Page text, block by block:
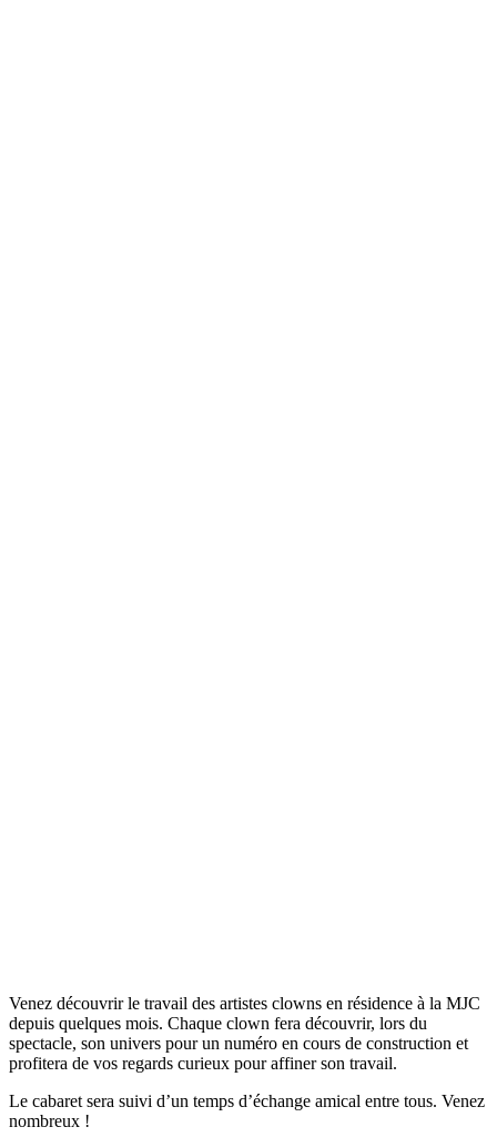
Venez découvrir le travail des artistes clowns en résidence à la MJC
depuis quelques mois. Chaque clown fera découvrir, lors du
spectacle, son univers pour un numéro en cours de construction et
profitera de vos regards curieux pour affiner son travail.
Le cabaret sera suivi d’un temps d’échange amical entre tous. Venez
nombreux !